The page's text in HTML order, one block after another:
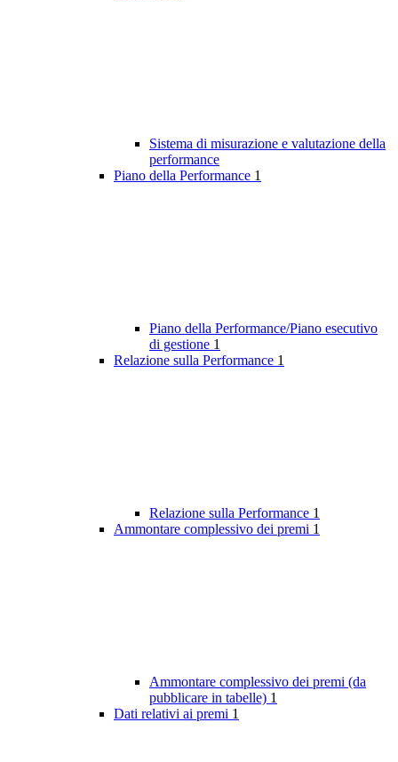
Sistema di misurazione e valutazione della
performance
Piano della Performance 1
Piano della Performance/Piano esecutivo
di gestione 1
Relazione sulla Performance 1
Relazione sulla Performance 1
Ammontare complessivo dei premi 1
Ammontare complessivo dei premi (da
pubblicare in tabelle) 1
Dati relativi ai premi 1